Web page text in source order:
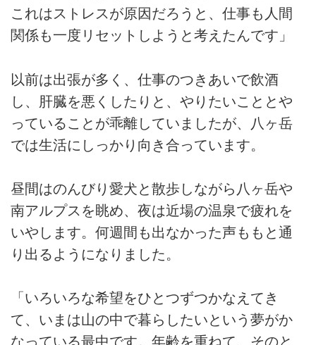
これはストレスが原因だろうと、仕事も人間
関係も一度リセットしようと考えたんです」
以前は出張が多く、仕事のつきあいで飲酒
し、肝臓を悪くしたりと、やりたいこととや
っていることが乖離していましたが、八ヶ岳
では生活にしっかり向き合っています。
昼間はのんびり愛犬と散歩しながら八ヶ岳や
南アルプスを眺め、夜は近場の温泉で疲れを
いやします。何週間も出なかった声ももと通
り出るようになりました。
「いろいろな希望をひとつずつかなえてき
て、いまは山の中で暮らしたいという夢がか
なっている最中です。年齢を重ねて、そのと